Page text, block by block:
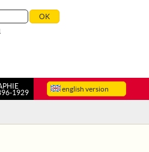
english version
1929